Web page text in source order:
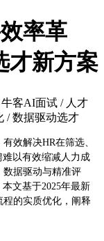
率革
才新方案
客AI面试 / 人才
/ 数据驱动选才
效解决HR在筛选、
以有效缩减人力成
据驱动与精准评
文基于2025年最新
的实质优化，阐释